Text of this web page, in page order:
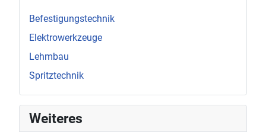
Befestigungstechnik
Elektrowerkzeuge
Lehmbau
Spritztechnik
Weiteres